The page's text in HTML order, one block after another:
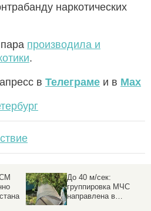
наркотических
производила и
.
в Телеграме и в Max
До 40 м/сек:
группировка МЧС
направлена в